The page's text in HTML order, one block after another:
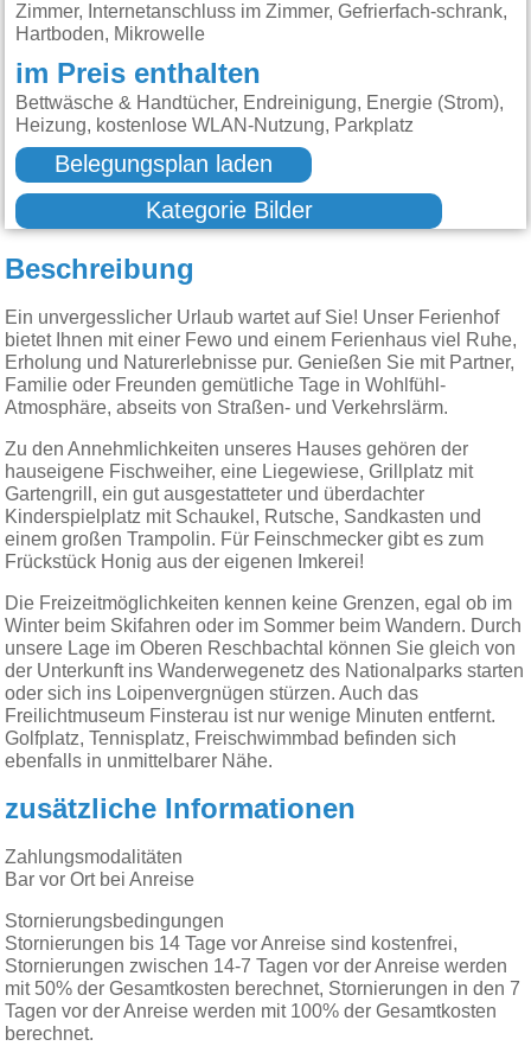
Zimmer, Internetanschluss im Zimmer, Gefrierfach-schrank,
Hartboden, Mikrowelle
im Preis enthalten
Bettwäsche & Handtücher, Endreinigung, Energie (Strom),
Heizung, kostenlose WLAN-Nutzung, Parkplatz
Belegungsplan laden
Kategorie Bilder
Beschreibung
Ein unvergesslicher Urlaub wartet auf Sie! Unser Ferienhof
bietet Ihnen mit einer Fewo und einem Ferienhaus viel Ruhe,
Erholung und Naturerlebnisse pur. Genießen Sie mit Partner,
Familie oder Freunden gemütliche Tage in Wohlfühl-
Atmosphäre, abseits von Straßen- und Verkehrslärm.
Zu den Annehmlichkeiten unseres Hauses gehören der
hauseigene Fischweiher, eine Liegewiese, Grillplatz mit
Gartengrill, ein gut ausgestatteter und überdachter
Kinderspielplatz mit Schaukel, Rutsche, Sandkasten und
einem großen Trampolin. Für Feinschmecker gibt es zum
Frückstück Honig aus der eigenen Imkerei!
Die Freizeitmöglichkeiten kennen keine Grenzen, egal ob im
Winter beim Skifahren oder im Sommer beim Wandern. Durch
unsere Lage im Oberen Reschbachtal können Sie gleich von
der Unterkunft ins Wanderwegenetz des Nationalparks starten
oder sich ins Loipenvergnügen stürzen. Auch das
Freilichtmuseum Finsterau ist nur wenige Minuten entfernt.
Golfplatz, Tennisplatz, Freischwimmbad befinden sich
ebenfalls in unmittelbarer Nähe.
zusätzliche Informationen
Zahlungsmodalitäten
Bar vor Ort bei Anreise
Stornierungsbedingungen
Stornierungen bis 14 Tage vor Anreise sind kostenfrei,
Stornierungen zwischen 14-7 Tagen vor der Anreise werden
mit 50% der Gesamtkosten berechnet, Stornierungen in den 7
Tagen vor der Anreise werden mit 100% der Gesamtkosten
berechnet.